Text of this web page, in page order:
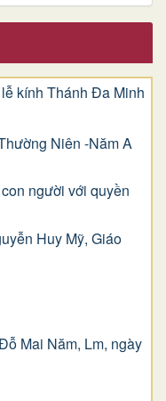
kính Thánh Đa Minh
Niên -Năm A
người với quyền
Huy Mỹ, Giáo
Mai Năm, Lm, ngày